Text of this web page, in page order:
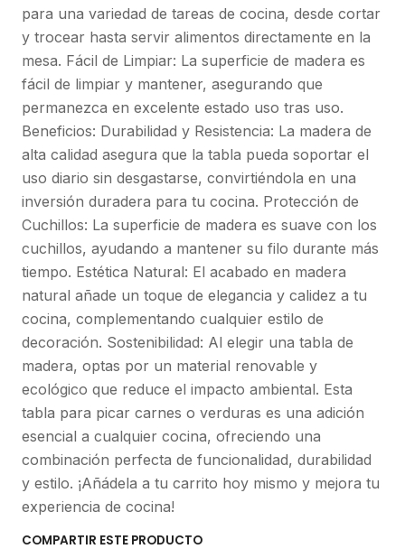
para una variedad de tareas de cocina, desde cortar
y trocear hasta servir alimentos directamente en la
mesa. Fácil de Limpiar: La superficie de madera es
fácil de limpiar y mantener, asegurando que
permanezca en excelente estado uso tras uso.
Beneficios: Durabilidad y Resistencia: La madera de
alta calidad asegura que la tabla pueda soportar el
uso diario sin desgastarse, convirtiéndola en una
inversión duradera para tu cocina. Protección de
Cuchillos: La superficie de madera es suave con los
cuchillos, ayudando a mantener su filo durante más
tiempo. Estética Natural: El acabado en madera
natural añade un toque de elegancia y calidez a tu
cocina, complementando cualquier estilo de
decoración. Sostenibilidad: Al elegir una tabla de
madera, optas por un material renovable y
ecológico que reduce el impacto ambiental. Esta
tabla para picar carnes o verduras es una adición
esencial a cualquier cocina, ofreciendo una
combinación perfecta de funcionalidad, durabilidad
y estilo. ¡Añádela a tu carrito hoy mismo y mejora tu
experiencia de cocina!
COMPARTIR ESTE PRODUCTO